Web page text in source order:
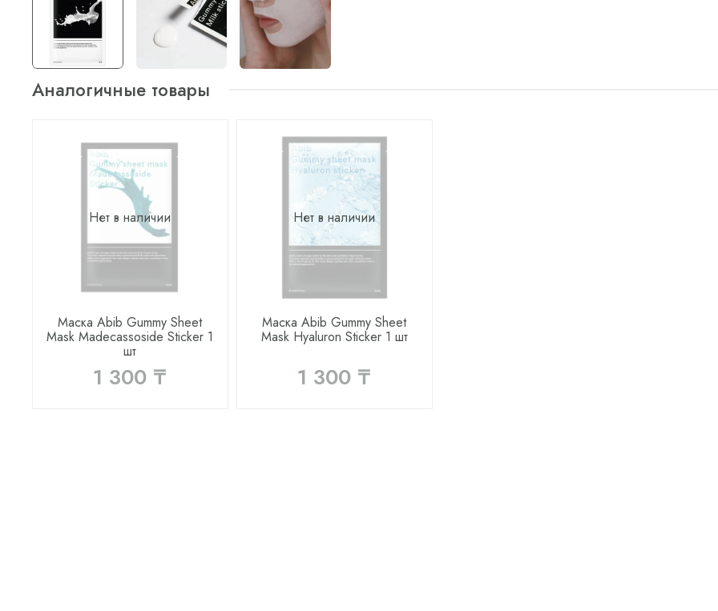
Аналогичные товары
Нет в наличии
Маска Abib Gummy Sheet
Mask Madecassoside Sticker 1
шт
1 300 ₸
Нет в наличии
Маска Abib Gummy Sheet
Mask Hyaluron Sticker 1 шт
1 300 ₸